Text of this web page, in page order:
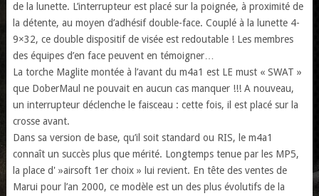
de la lunette. L’interrupteur est placé sur la poignée, à proximité de
la détente, au moyen d’adhésif double-face. Couplé à la lunette 4-
9×32, ce double dispositif de visée est redoutable ! Les membres
des équipes d’en face peuvent en témoigner…
La torche Maglite montée à l’avant du m4a1 est LE must « SWAT »
que DoberMaul ne pouvait en aucun cas manquer !!! A nouveau,
un interrupteur déclenche le faisceau : cette fois, il est placé sur la
crosse avant.
Dans sa version de base, qu’il soit standard ou RIS, le m4a1
connaît un succès plus que mérité. Longtemps tenue par les MP5,
la place d' »airsoft 1er choix » lui revient. En tête des ventes de
Marui pour l’an 2000, ce modèle est un des plus évolutifs de la